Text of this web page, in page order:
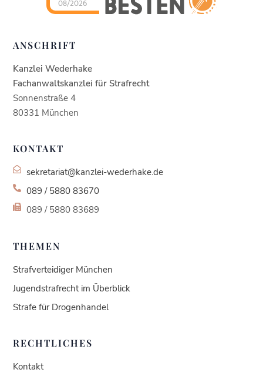
08/2026 Kanzlei Wederhake |
Fachanwalt für
ANSCHRIFT
Kanzlei Wederhake
Fachanwaltskanzlei für Strafrecht
Sonnenstraße 4
80331 München
KONTAKT
sekretariat@kanzlei-wederhake.de
089 / 5880 83670
089 / 5880 83689
THEMEN
Strafverteidiger München
Jugendstrafrecht im Überblick
Strafe für Drogenhandel
RECHTLICHES
Kontakt